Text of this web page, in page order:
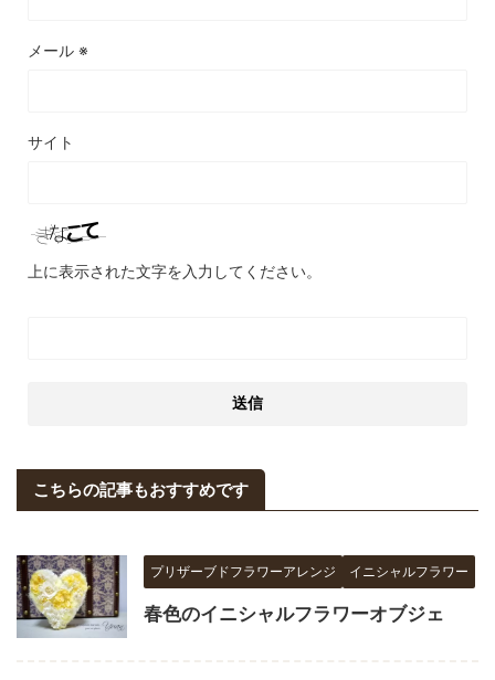
メール ※
サイト
上に表示された文字を入力してください。
こちらの記事もおすすめです
プリザーブドフラワーアレンジ イニシャルフラワー
春色のイニシャルフラワーオブジェ